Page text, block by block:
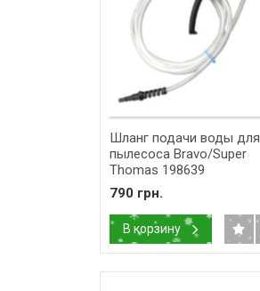
Шланг подачи воды для
пылесоса Bravo/Super
Thomas 198639
790 грн.
В корзину